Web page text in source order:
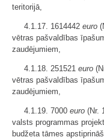
teritorijā,
4.1.17. 1614442 euro
vētras pašvaldības
zaudējumiem,
4.1.18. 251521 euro
vētras pašvaldības
zaudējumiem,
4.1.19. 7000 euro (Nr.
valsts programmas
budžeta tāmes